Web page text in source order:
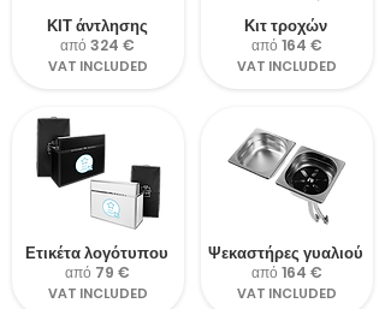
ΚΙΤ άντλησης
από 324 €
VAT INCLUDED
Ετικέτα λογότυπου
από 79 €
VAT INCLUDED
Κιτ τροχών
από 164 €
VAT INCLUDED
Ψεκαστήρες γυαλιού
από 164 €
VAT INCLUDED